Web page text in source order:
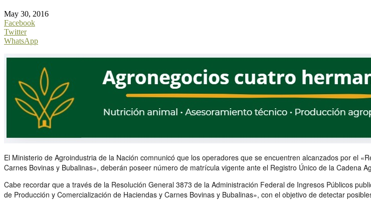
May 30, 2016
Facebook
Twitter
WhatsApp
El Ministerio de Agroindustria de la Nación comnunicó que los operadores que se encuentren alcanzados por el
Carnes Bovinas y Bubalinas», deberán poseer número de matrícula vigente ante el Registro Único de la Cadena
Cabe recordar que a través de la Resolución General 3873 de la Administración Federal de Ingresos Públicos
de Producción y Comercialización de Haciendas y Carnes Bovinas y Bubalinas», con el objetivo de detectar